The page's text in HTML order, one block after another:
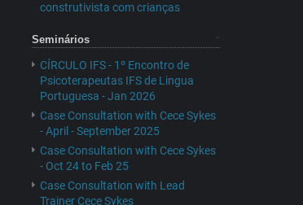
construtivista com crianças
Seminários
CÍRCULO IFS - 1º Encontro de
Psicoterapeutas IFS de Lingua
Portuguesa - Jan 2026
Case Consultation with Cece Sykes
- April - September 2025
Case Consultation with Cece Sykes
- Oct 24 to Feb 25
Case Consultation with Lead
Trainer Cece Sykes